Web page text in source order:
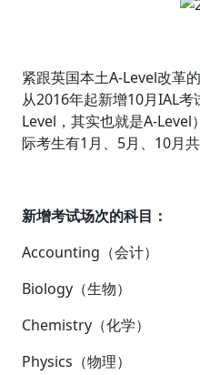
紧跟英国本土A-Level改革
从2016年起新增10月IAL
Level，其实也就是A-
际考生有1月、5月、10月
新增考试场次的科目：
Accounting（会计）
Biology（生物）
Chemistry（化学）
Physics（物理）